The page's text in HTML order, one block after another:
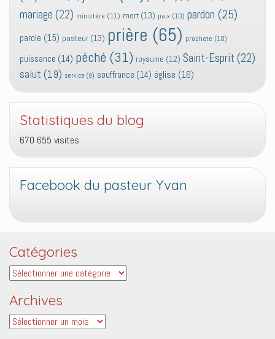
mariage (22) ministère (11) mort (13) paix (10) pardon (25)
parole (15) pasteur (13) prière (65) prophete (10)
puissance (14) péché (31) royaume (12) Saint-Esprit (22)
salut (19) service (9) souffrance (14) église (16)
Statistiques du blog
670 655 visites
Facebook du pasteur Yvan
Catégories
Catégories
Archives
Archives